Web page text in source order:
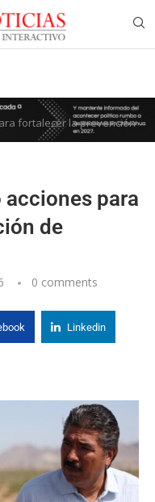
fortalecer la prevención
para
de
0 comments
Linkedin